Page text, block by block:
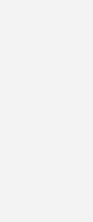
in zwei Hälften
besteht aus drei
gerundeten in der Mitte
die drei Rahmenteile mit
Gehrungen des äußeren
die der beiden
WIG-geschweißt. Die
und Klempnerwappen
Norbert Reichel aus
Deshalb steht
Zink-Facetten gefertigt
mit Stufen. Die Form
Flächen und